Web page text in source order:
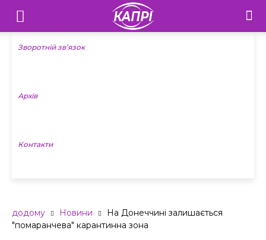
Телебачення
«Капрі»
Новини
Зворотній зв’язок
Архів
Контакти
додому Новини
На Донеччині залишається
"помаранчева" карантинна зона